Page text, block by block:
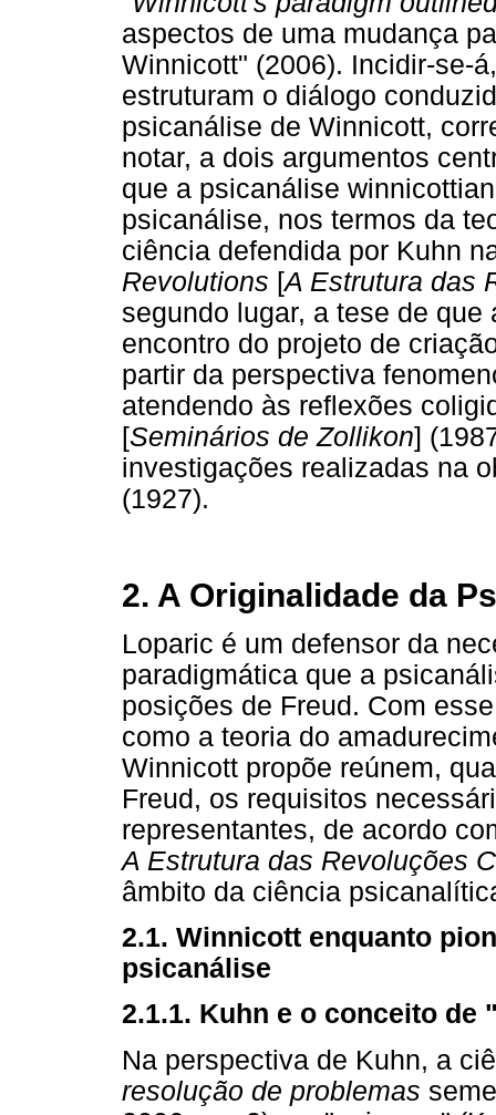
aspectos de uma mudança
Winnicott" (2006). Incidir-se-
estruturam o diálogo
psicanálise de Winnicott,
notar, a dois argumentos
que a psicanálise
psicanálise, nos termos da
ciência defendida por Kuhn
Revolutions [A Estrutura das
segundo lugar, a tese de
encontro do projeto de
partir da perspectiva
atendendo às reflexões
[Seminários de Zollikon]
investigações realizadas na
(1927).
2. A Originalidade da
Loparic é um defensor da
paradigmática que a
posições de Freud. Com
como a teoria do
Winnicott propõe reúnem,
Freud, os requisitos
representantes, de acordo
A Estrutura das Revoluções
âmbito da ciência
2.1. Winnicott enquanto
psicanálise
2.1.1. Kuhn e o conceito de
Na perspectiva de Kuhn, a
resolução de problemas